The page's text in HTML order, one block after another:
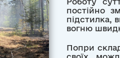
постійно
підстилка,
вогню
Попри